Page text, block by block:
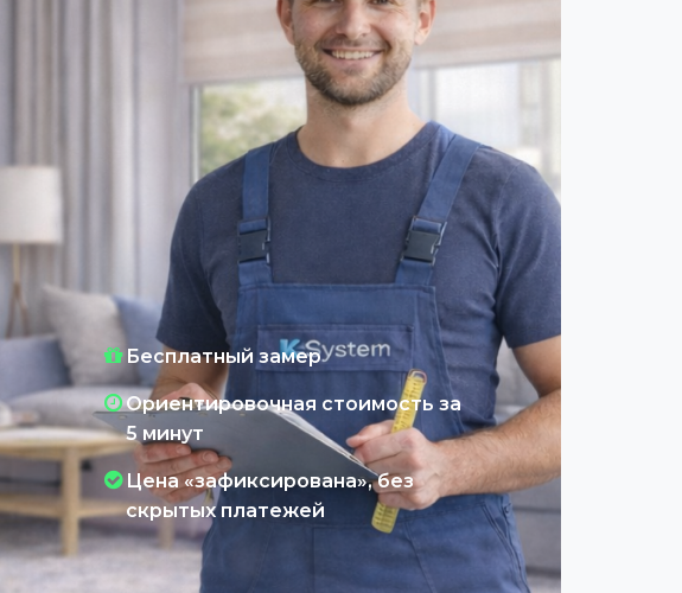
Бесплатный замер
Ориентировочная стоимость за
5 минут
Цена «зафиксирована», без
скрытых платежей